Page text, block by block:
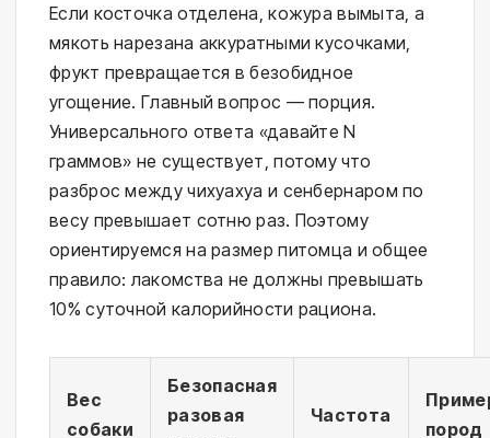
Если косточка отделена, кожура вымыта, а
мякоть нарезана аккуратными кусочками,
фрукт превращается в безобидное
угощение. Главный вопрос — порция.
Универсального ответа «давайте N
граммов» не существует, потому что
разброс между чихуахуа и сенбернаром по
весу превышает сотню раз. Поэтому
ориентируемся на размер питомца и общее
правило: лакомства не должны превышать
10% суточной калорийности рациона.
Вес
собаки
Безопасная
разовая
Частота
пород